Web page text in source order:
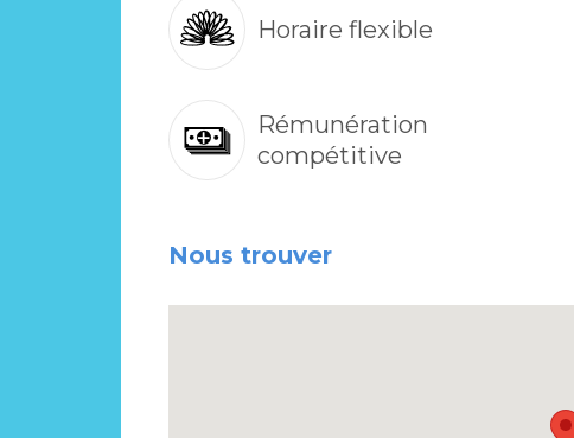
Horaire flexible
Rémunération
compétitive
Nous trouver